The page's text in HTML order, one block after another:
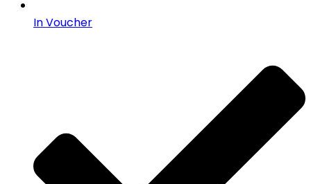
In Voucher